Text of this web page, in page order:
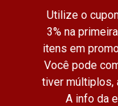
Utilize o
3% na
itens em
Você pode
tiver múltiplos,
A info da